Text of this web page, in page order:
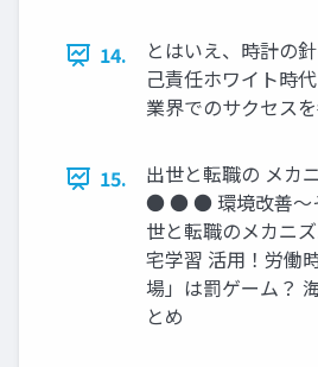
14.
とはいえ、時計の
己責任ホワイト時
業界でのサクセス
15.
出世と転職の メ
● ● ● 環境改善～
世と転職のメカニ
宅学習 活用！労働
場」は罰ゲーム？
とめ